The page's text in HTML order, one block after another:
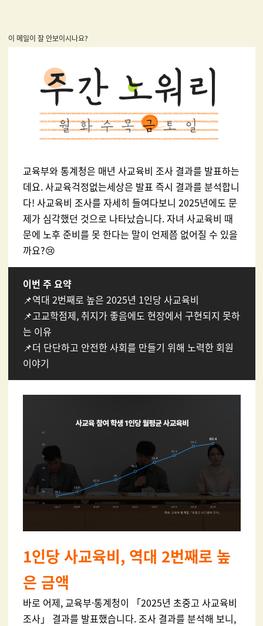
이 메일이 잘 안보이시나요?
교육부와 통계청은 매년 사교육비 조사 결과를 발표하는
데요. 사교육걱정없는세상은 발표 즉시 결과를 분석합니
다! 사교육비 조사를 자세히 들여다보니 2025년에도 문
제가 심각했던 것으로 나타났습니다. 자녀 사교육비 때
문에 노후 준비를 못 한다는 말이 언제쯤 없어질 수 있을
까요?😢
이번 주 요약
📌역대 2번째로 높은 2025년 1인당 사교육비
📌고교학점제, 취지가 좋음에도 현장에서 구현되지 못하
는 이유
📌더 단단하고 안전한 사회를 만들기 위해 노력한 회원
이야기
1인당 사교육비, 역대 2번째로 높
은 금액
바로 어제, 교육부·통계청이 「2025년 초중고 사교육비
조사」 결과를 발표했습니다. 조사 결과를 분석해 보니,